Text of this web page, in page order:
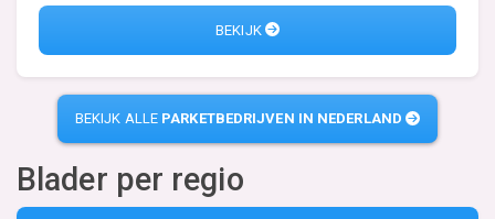
BEKIJK
BEKIJK ALLE PARKETBEDRIJVEN IN NEDERLAND
Blader per regio